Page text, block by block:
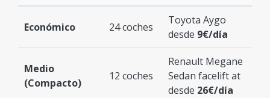
Económico 24 coches
Toyota Aygo
desde 9€/día
Medio
(Compacto)
12 coches
Renault Megane
Sedan facelift at
desde 26€/día